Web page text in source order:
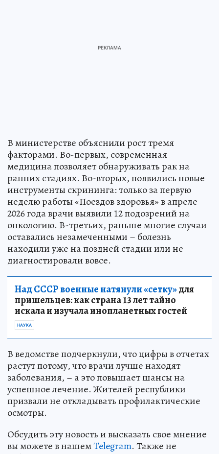
В министерстве объяснили рост тремя
факторами. Во-первых, современная
медицина позволяет обнаруживать рак на
ранних стадиях. Во-вторых, появились новые
инструменты скрининга: только за первую
неделю работы «Поездов здоровья» в апреле
2026 года врачи выявили 12 подозрений на
онкологию. В-третьих, раньше многие случаи
оставались незамеченными – болезнь
находили уже на поздней стадии или не
диагностировали вовсе.
Над СССР военные натянули «сетку»для
пришельцев: как страна 13 лет тайно
искала и изучала инопланетных гостей
НАУКА
В ведомстве подчеркнули, что цифры в отчетах
растут потому, что врачи лучше находят
заболевания, – а это повышает шансы на
успешное лечение. Жителей республики
призвали не откладывать профилактические
осмотры.
Обсудить эту новость и высказать свое мнение
вы можете в нашемTelegram. Также не